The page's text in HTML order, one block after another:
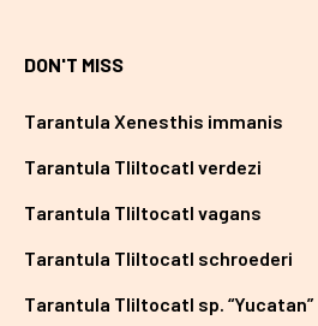
DON'T MISS
Tarantula Xenesthis immanis
Tarantula Tliltocatl verdezi
Tarantula Tliltocatl vagans
Tarantula Tliltocatl schroederi
Tarantula Tliltocatl sp. “Yucatan”